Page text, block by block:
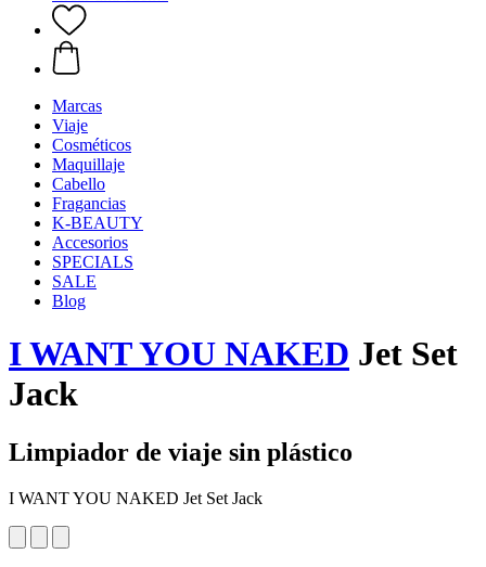
Marcas
Viaje
Cosméticos
Maquillaje
Cabello
Fragancias
K-BEAUTY
Accesorios
SPECIALS
SALE
Blog
I WANT YOU NAKED Jet Set
Jack
Limpiador de viaje sin plástico
I WANT YOU NAKED Jet Set Jack